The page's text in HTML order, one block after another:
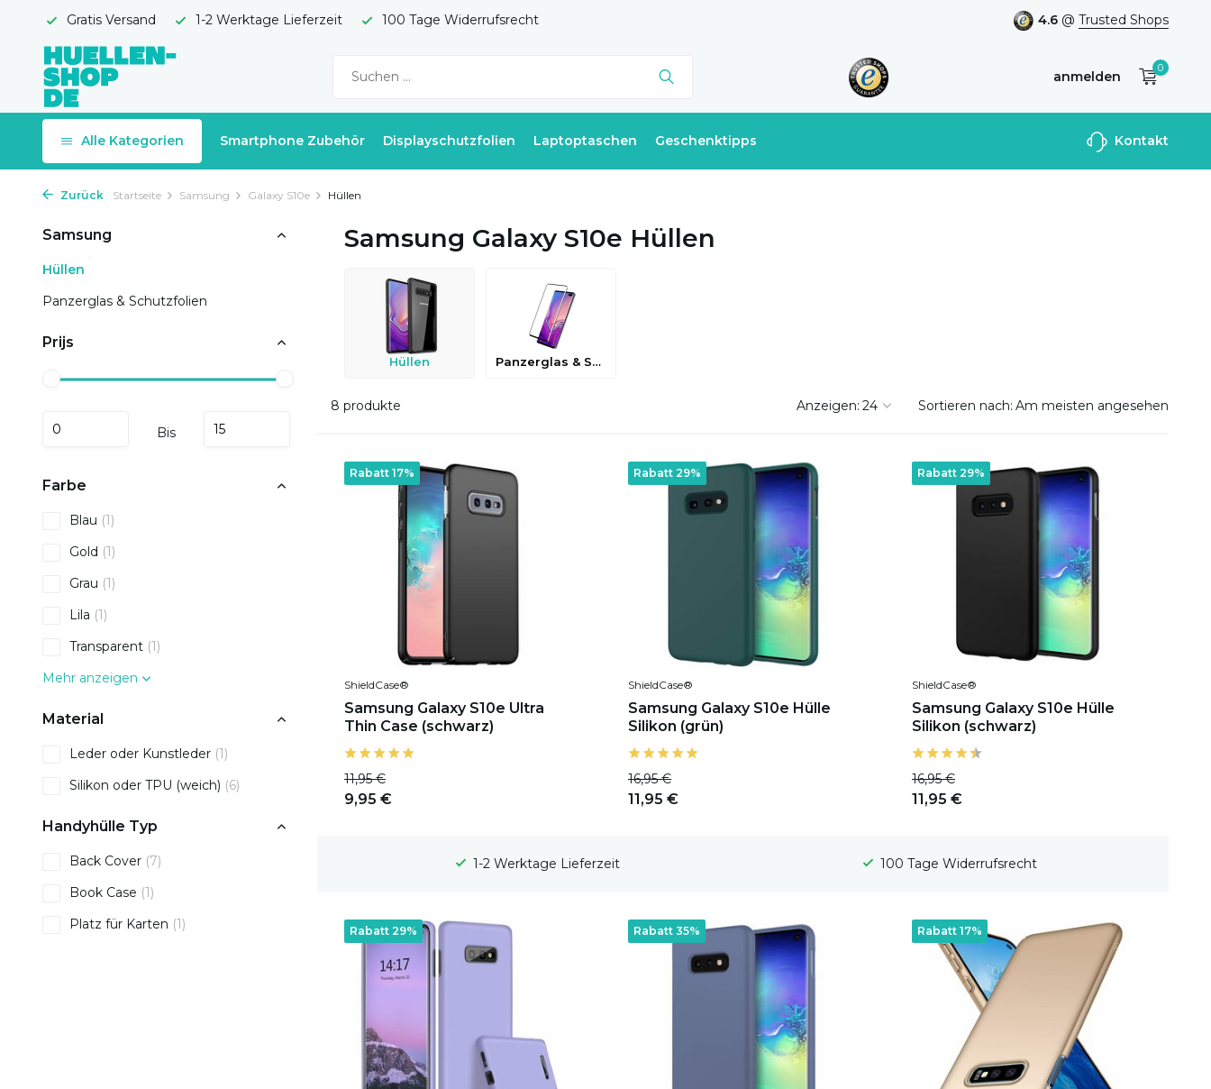
Gratis Versand 1-2 Werktage Lieferzeit 100 Tage Widerrufsrecht 4.6 @ Trusted Shops
anmelden
Benutzerkonto
0
Alle Kategorien Smartphone Zubehör Displayschutzfolien Laptoptaschen Geschenktipps Kontakt
Zurück Startseite Samsung Galaxy S10e Hüllen
Samsung
Hüllen
Panzerglas & Schutzfolien
Prijs
Bis
Farbe
Blau (1)
Gold (1)
Grau (1)
Lila (1)
Transparent (1)
Mehr anzeigen
Material
Leder oder Kunstleder (1)
Silikon oder TPU (weich) (6)
Handyhülle Typ
Back Cover (7)
Book Case (1)
Platz für Karten (1)
Samsung Galaxy S10e Hüllen
Hüllen Panzerglas & Schutzfolien
8 produkte Anzeigen: Sortieren nach:
Rabatt 17%
ShieldCase®
Samsung Galaxy S10e Ultra
Thin Case (schwarz)
11,95 €
9,95 €
Rabatt 29%
ShieldCase®
Samsung Galaxy S10e Hülle
Silikon (grün)
16,95 €
11,95 €
Rabatt 29%
ShieldCase®
Samsung Galaxy S10e Hülle
Silikon (schwarz)
16,95 €
11,95 €
1-2 Werktage Lieferzeit 100 Tage Widerrufsrecht Gratis Versand
Rabatt 29% Rabatt 35% Rabatt 17%